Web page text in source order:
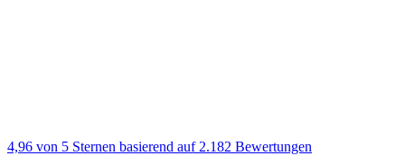
4,96 von 5 Sternen basierend auf 2.182 Bewertungen